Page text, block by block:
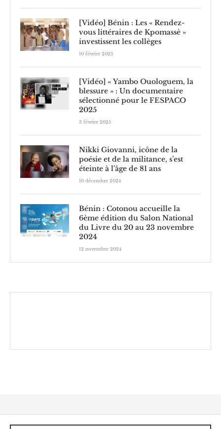
[Vidéo] Bénin : Les « Rendez-
vous littéraires de Kpomassè »
investissent les collèges
10 février 2025
[Vidéo] « Yambo Ouologuem, la
blessure » : Un documentaire
sélectionné pour le FESPACO
2025
3 février 2025
Nikki Giovanni, icône de la
poésie et de la militance, s’est
éteinte à l’âge de 81 ans
10 décembre 2024
Bénin : Cotonou accueille la
6ème édition du Salon National
du Livre du 20 au 23 novembre
2024
12 novembre 2024